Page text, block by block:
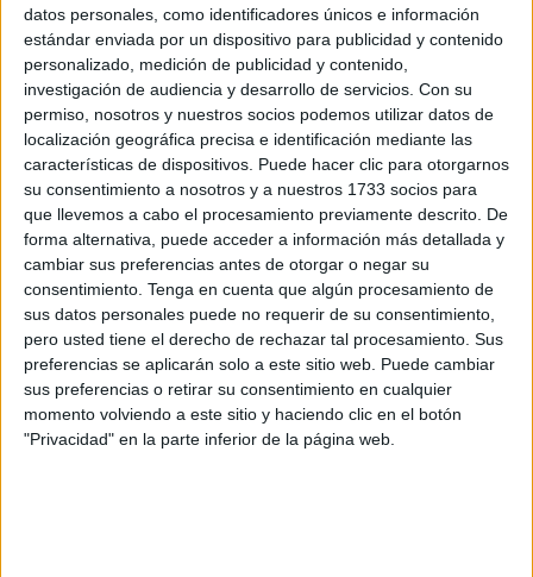
datos personales, como identificadores únicos e información
estándar enviada por un dispositivo para publicidad y contenido
personalizado, medición de publicidad y contenido,
investigación de audiencia y desarrollo de servicios. Con su
permiso, nosotros y nuestros socios podemos utilizar datos de
localización geográfica precisa e identificación mediante las
características de dispositivos. Puede hacer clic para otorgarnos
su consentimiento a nosotros y a nuestros 1733 socios para
que llevemos a cabo el procesamiento previamente descrito. De
forma alternativa, puede acceder a información más detallada y
cambiar sus preferencias antes de otorgar o negar su
consentimiento. Tenga en cuenta que algún procesamiento de
sus datos personales puede no requerir de su consentimiento,
pero usted tiene el derecho de rechazar tal procesamiento. Sus
preferencias se aplicarán solo a este sitio web. Puede cambiar
sus preferencias o retirar su consentimiento en cualquier
momento volviendo a este sitio y haciendo clic en el botón
"Privacidad" en la parte inferior de la página web.
Esta senda de gradual perdida sensitiva provoca una
desorientación general en los seres humanos. Para
orientarnos en el tiempo y el espacio necesitamos un
punto central de referencia. Esta idea del centro ha sido
clave en la definición del marco espacio y temporal.
Tomando como referencia este centro, nuestros
antepasados dibujaron un círculo con un doble sentido. Lo
real era lo que contenía el círculo y la propia línea de la